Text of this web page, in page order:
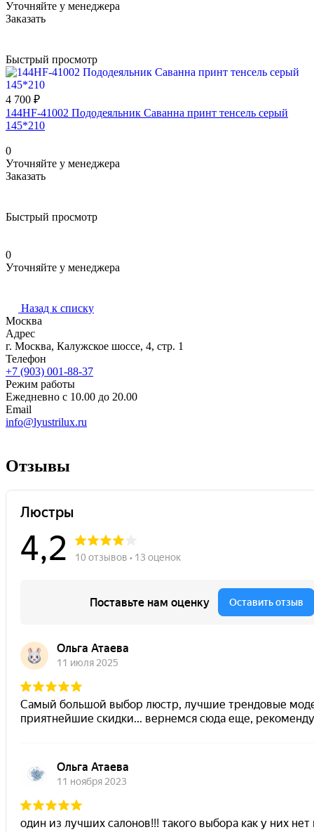
Уточняйте у менеджера
Заказать
Быстрый просмотр
4 700 ₽
144HF-41002 Пододеяльник Саванна принт тенсель серый
145*210
0
Уточняйте у менеджера
Заказать
Быстрый просмотр
0
Уточняйте у менеджера
Назад к списку
Москва
Адрес
г. Москва, Калужское шоссе, 4, стр. 1
Телефон
+7 (903) 001-88-37
Режим работы
Ежедневно с 10.00 до 20.00
Email
info@lyustrilux.ru
Отзывы